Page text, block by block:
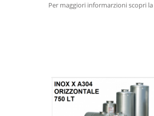
Per maggiori informarzioni scopri la